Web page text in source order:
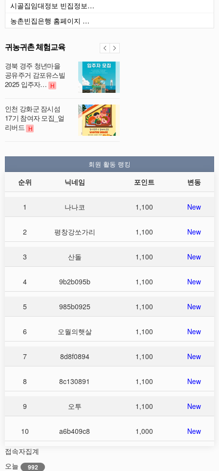
시골집임대정보 빈집정보…
농촌빈집은행 홈페이지 …
귀농귀촌 체험교육
경북 경주 청년마을
공유주거 감포유스빌
2025 입주자… H
인천 강화군 잠시섬
17기 참여자 모집_얼
리버드 H
회원 활동 랭킹
순위 닉네임 포인트 변동
1 나나코 1,100 New
2 평창강쏘가리 1,100 New
3 산돌 1,100 New
4 9b2b095b 1,100 New
5 985b0925 1,100 New
6 오월의햇살 1,100 New
7 8d8f0894 1,100 New
8 8c130891 1,100 New
9 오투 1,100 New
10 a6b409c8 1,000 New
접속자집계
오늘
992